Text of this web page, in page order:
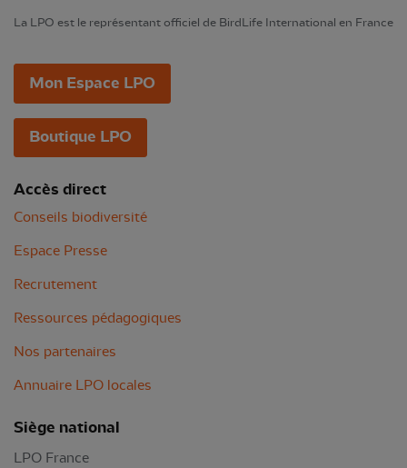
La LPO est le représentant officiel de BirdLife International en France
Mon Espace LPO
Boutique LPO
Accès direct
Conseils biodiversité
Espace Presse
Recrutement
Ressources pédagogiques
Nos partenaires
Annuaire LPO locales
Siège national
LPO France